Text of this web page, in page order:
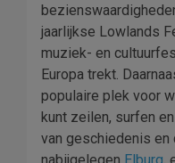
jaarlijkse Lowlands
muziek- en
Europa trekt.
populaire plek voor
kunt zeilen, surfen
van geschiedenis en